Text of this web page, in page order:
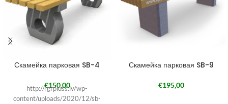
Скамейка парковая SB-4
€150,00
http://rgrpluss.lv/wp-
content/uploads/2020/12/sb-
Скамейка парковая SB-9
€195,00